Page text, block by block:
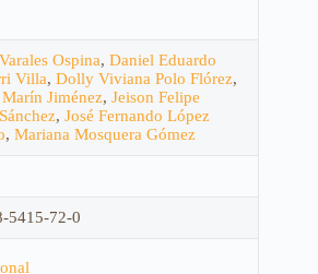
Ospina, Daniel Eduardo
Villa, Dolly Viviana Polo Flórez,
Jiménez, Jeison Felipe
, José Fernando López
, Mariana Mosquera Gómez
5415-72-0